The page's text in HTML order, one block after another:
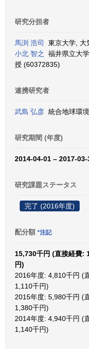
研究分担者
馬渕 浩司
東京大学, 大
小北 智之
福井県立大
授 (60372835)
連携研究者
武島 弘彦 統合地球環
研究期間 (年度)
2014-04-01 – 2017-03-
研究課題ステータス
完了 (2016年度)
配分額 *注記
15,730千円 (直接経費:
円)
2016年度: 4,810千円 (
1,110千円)
2015年度: 5,980千円 (
1,380千円)
2014年度: 4,940千円 (
1,140千円)